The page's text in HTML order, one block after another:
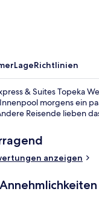
LageRichtlinien
& Suites Topeka
morgens ein
Reisende lieben
anzeigen